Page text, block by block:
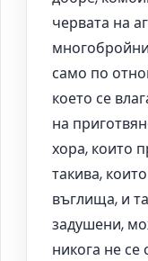
червата на
само по
което се
на
хора, които
такива,
въглища, и
задушени,
никога не се